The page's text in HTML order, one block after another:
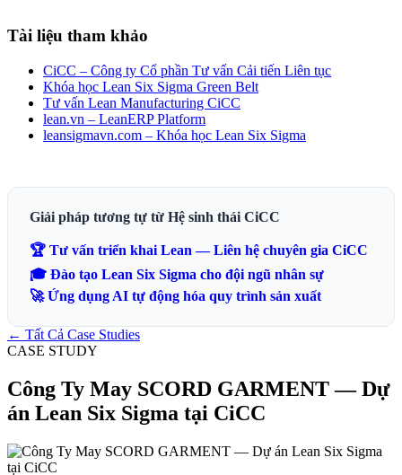
Tài liệu tham khảo
CiCC – Công ty Cổ phần Tư vấn Cải tiến Liên tục
Khóa học Lean Six Sigma Green Belt
Tư vấn Lean Manufacturing CiCC
lean.vn – LeanERP Platform
leansigmavn.com – Khóa học Lean Six Sigma
Giải pháp tương tự từ Hệ sinh thái CiCC
🏆 Tư vấn triển khai Lean — Liên hệ chuyên gia CiCC
🎓 Đào tạo Lean Six Sigma cho đội ngũ nhân sự
🚀 Ứng dụng AI tự động hóa quy trình sản xuất
← Tất Cả Case Studies
CASE STUDY
Công Ty May SCORD GARMENT — Dự
án Lean Six Sigma tại CiCC